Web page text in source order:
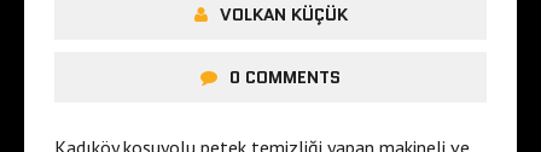
VOLKAN KÜÇÜK
0 COMMENTS
Kadıköy koşuyolu petek temizliği yapan makineli ve